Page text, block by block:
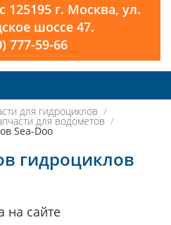
125195 г. Москва, ул.
шоссе 47.
777-59-66
для гидроциклов
для водометов
Sea-Doo
гидроциклов
на сайте